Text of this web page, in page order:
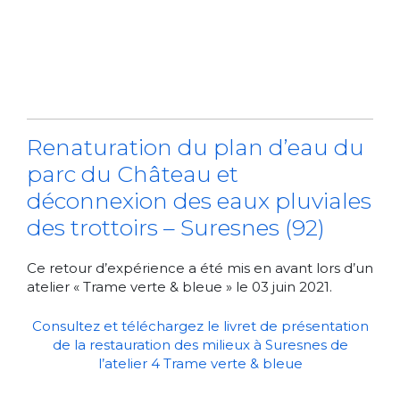
Renaturation du plan d’eau du
parc du Château et
déconnexion des eaux pluviales
des trottoirs – Suresnes (92)
Ce retour d’expérience a été mis en avant lors d’un
atelier « Trame verte & bleue » le 03 juin 2021.
Consultez et téléchargez le livret de présentation
de la restauration des milieux à Suresnes de
l’atelier 4 Trame verte & bleue